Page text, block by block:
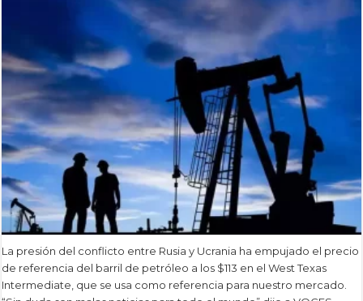
La presión del conflicto entre Rusia y Ucrania ha empujado el precio
de referencia del barril de petróleo a los $113 en el West Texas
Intermediate, que se usa como referencia para nuestro mercado.